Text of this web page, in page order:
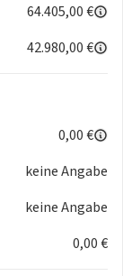
64.405,00 €
42.980,00 €
0,00 €
keine Angabe
keine Angabe
0,00 €